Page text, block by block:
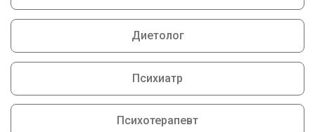
Диетолог
Психиатр
Психотерапевт